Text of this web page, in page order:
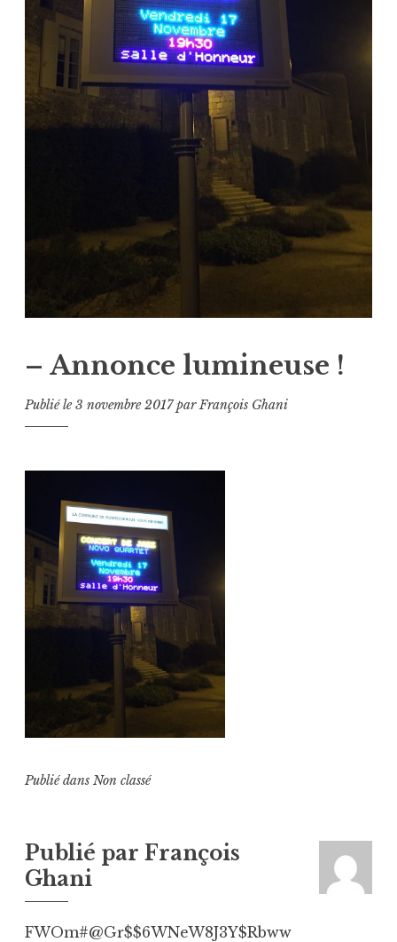
– Annonce lumineuse !
Publié le3 novembre 2017parFrançois Ghani
Publié dans Non classé
Publié par François
Ghani
FWOm#@Gr$$6WNeW8J3Y$Rbww